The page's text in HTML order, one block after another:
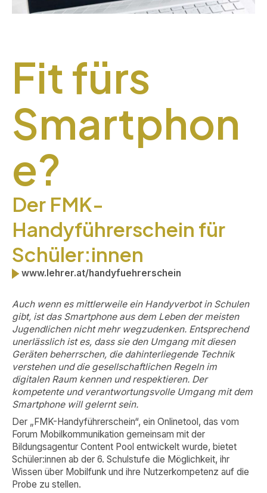
Fit fürs
Smartphon
e?
Der FMK-
Handyführerschein für
Schüler:innen
www.lehrer.at/handyfuehrerschein
Auch wenn es mittlerweile ein Handyverbot in Schulen
gibt, ist das Smartphone aus dem Leben der meisten
Jugendlichen nicht mehr wegzudenken. Entsprechend
unerlässlich ist es, dass sie den Umgang mit diesen
Geräten beherrschen, die dahinterliegende Technik
verstehen und die gesellschaftlichen Regeln im
digitalen Raum kennen und respektieren. Der
kompetente und verantwortungsvolle Umgang mit dem
Smartphone will gelernt sein.
Der „FMK-Handyführerschein“, ein Onlinetool, das vom
Forum Mobilkommunikation gemeinsam mit der
Bildungsagentur Content Pool entwickelt wurde, bietet
Schüler:innen ab der 6. Schulstufe die Möglichkeit, ihr
Wissen über Mobilfunk und ihre Nutzerkompetenz auf die
Probe zu stellen.